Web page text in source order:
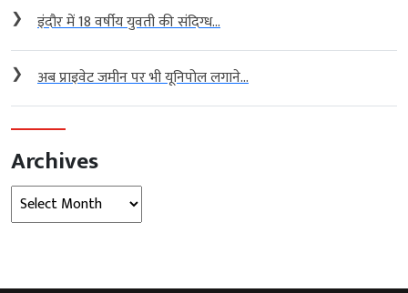
❯ इंदौर में 18 वर्षीय युवती की संदिग्ध...
❯ अब प्राइवेट जमीन पर भी यूनिपोल लगाने...
Archives
Archives